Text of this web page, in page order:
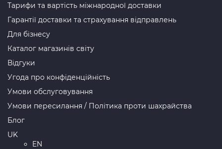
Тарифи та вартість міжнародної доставки
Гарантії доставки та страхування відправлень
Для бізнесу
Каталог магазинів світу
Відгуки
Угода про конфіденційність
Умови обслуговування
Умови пересилання / Політика проти шахрайства
Блог
UK
EN